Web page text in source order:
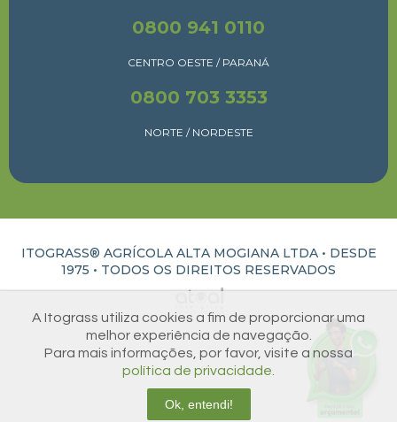
0800 941 0110
CENTRO OESTE / PARANÁ
0800 703 3353
NORTE / NORDESTE
ITOGRASS® AGRÍCOLA ALTA MOGIANA LTDA • DESDE
1975 • TODOS OS DIREITOS RESERVADOS
A Itograss utiliza cookies a fim de proporcionar uma
melhor experiência de navegação.
Para mais informações, por favor, visite a nossa
política de privacidade.
Ok, entendi!